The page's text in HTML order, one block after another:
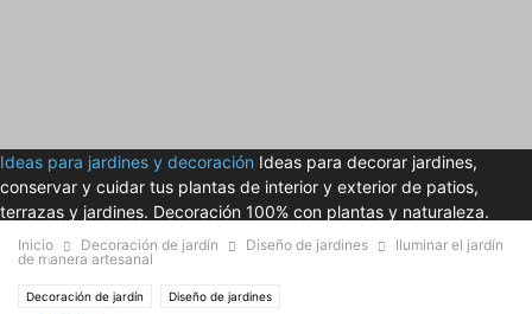
Ideas para jardines y decoración Ideas para decorar jardines,
conservar y cuidar tus plantas de interior y exterior de patios,
terrazas y jardines. Decoración 100% con plantas y naturaleza.
Inicio Decoración de jardín Diseño de jardines
Iluminar el jardín
de manera artesanal
Decoración de jardín Diseño de jardines